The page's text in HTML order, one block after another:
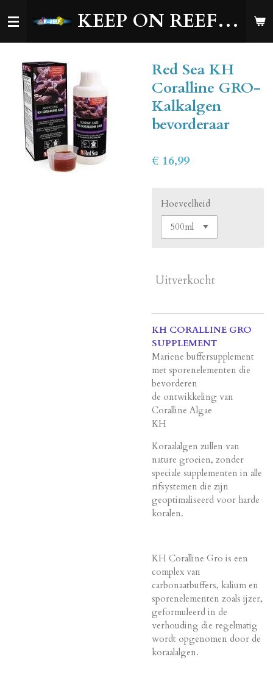
direct
hoofdinhoud
KEEP ON REEFING!
Red Sea KH
Coralline GRO-
Kalkalgen
bevorderaar
€ 16,99
Hoeveelheid
Uitverkocht
KH CORALLINE GRO
SUPPLEMENT
Mariene buffersupplement
met sporenelementen die
bevorderen
de ontwikkeling van
Coralline Algae
KH
Koraalalgen zullen van
nature groeien, zonder
speciale supplementen in alle
rifsystemen die zijn
geoptimaliseerd voor harde
koralen.
KH Coralline Gro is een
complex van
carbonaatbuffers, kalium en
sporenelementen zoals ijzer,
geformuleerd in de
verhouding die regelmatig
wordt opgenomen door de
koraalalgen.